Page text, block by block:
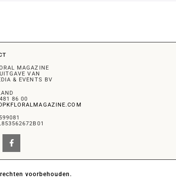
MAGAZINE
VAN
& EVENTS BV
86 00
voorbehouden.